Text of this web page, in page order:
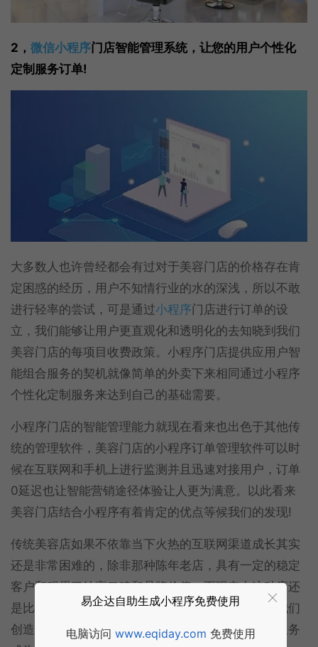
2， 微信小程序门店智能管理系统，让您的用户个性化
定制服务订单!
大多数人也许曾经都会有过对于美容门店的价格存在肯
定困惑的经历，用户不知情行业的水的深浅，所以不敢
进行轻率的尝试，可是通过小程序门店进行订单的设
立，我们能够让用户更直观化和透明化的去知晓到我们
美容门店的每项目收费政策。小程序门店提供应用户智
能组合服务的契机就像简单的外卖下来相同通过小程序
个性化定制服务来达到自己的基础需要。
小程序门店的智能管理能力就现在看来也出色于其他传
统的管理软件，美容门店的小程序订单管理软件可以时
候在互联网和手机上进行监测并且迅速对接用户，订单
0延迟也让智能营销途径体验让人更为满意。以此看来
美容门店结合小程序有着肯定的优点等候我们的发现!
传统美容店如果不依靠当下火热的互联网渠道成长其实
还是非常困难的，除非那种陈年老店，具有一定的稳定
客户和积累了较高口碑和品牌价值，而现实中这种店还
是比较少的，所以我们得充分的利用今天互联网为我们
创造的优势来不断提高我们的品牌曝光度，让智能服务
易企达自助生成小程序免费使用
电脑访问 www.eqiday.com 免费使用